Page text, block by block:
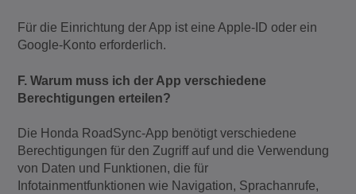
Für die Einrichtung der App ist eine Apple-ID oder ein
Google-Konto erforderlich.
F. Warum muss ich der App verschiedene
Berechtigungen erteilen?
Die Honda RoadSync-App benötigt verschiedene
Berechtigungen für den Zugriff auf und die Verwendung
von Daten und Funktionen, die für
Infotainmentfunktionen wie Navigation, Sprachanrufe,